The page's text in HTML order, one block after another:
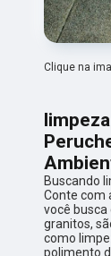
Clique na
Buscando
Conte com
você
granitos,
como
polimento